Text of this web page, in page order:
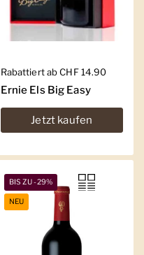
Regulärer Preis
Rabattiert ab CHF 14.90
Ernie Els Big Easy
Jetzt kaufen
BIS ZU -29%
NEU